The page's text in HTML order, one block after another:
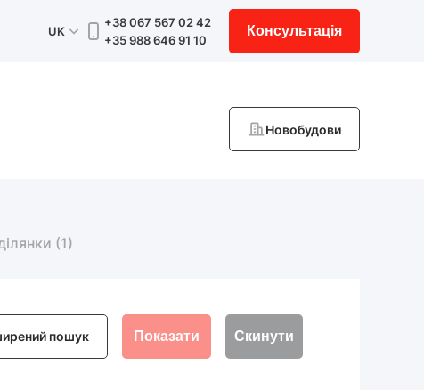
UK
+38 067 567 02 42
+35 988 646 91 10
Консультація
Новобудови
(1)
пошук Показати Скинути